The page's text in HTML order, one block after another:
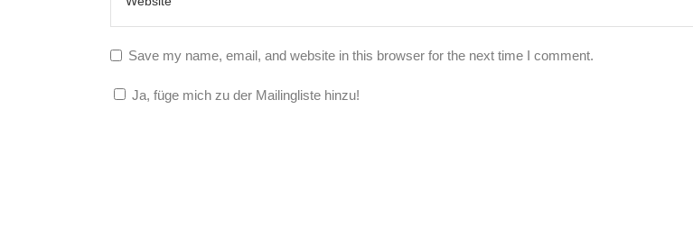
Save my name, email, and website in this browser for the next time I comment.
Ja, füge mich zu der Mailingliste hinzu!